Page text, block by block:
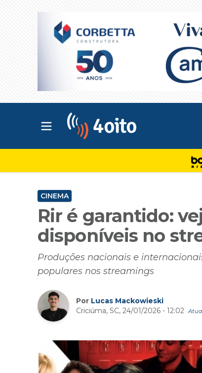
Abrir menu principal
CINEMA
Rir é garantido:
disponíveis no
Produções nacionais e
populares nos streamings
Por Lucas Mackowieski
Criciúma, SC, 24/01/2026 - 12:02